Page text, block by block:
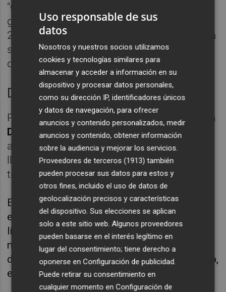
"Os voy a decir lo que necesitamos para un
gobierno estable y en solitario, necesitamos
20 escaños", ha proclamado Feijóo, quien ha
subrayado que tienen ocho días para lograr
que el voto no se disperse.
Díaz llama al voto trabajador
Por su parte, la candidata de Sumar,
Yolanda
Díaz
, ha asegurado que si gobierna el PP "va
a provocar una recesión", por lo que ha
llamado a la movilización de los
trabajadores.
En un mitin en Vitoria, ciudad en la que ha
estado hoy Feijóo, ha dirigido sus críticas al
líder del PP, al que ha vuelto a acusar de
mentir "permanentemente", pero también ha
dedicado reproches a su socio en el Ejecutivo,
el PSOE.
Uso responsable de sus
datos
Nosotros y nuestros socios utilizamos
cookies y tecnologías similares para
almacenar y acceder a información en su
dispositivo y procesar datos personales,
como su dirección IP, identificadores únicos
y datos de navegación, para ofrecer
anuncios y contenido personalizados, medir
anuncios y contenido, obtener información
sobre la audiencia y mejorar los servicios.
Proveedores de terceros (1913) también
pueden procesar sus datos para estos y
otros fines, incluido el uso de datos de
geolocalización precisos y características
del dispositivo. Sus elecciones se aplican
solo a este sitio web. Algunos proveedores
pueden basarse en el interés legítimo en
lugar del consentimiento; tiene derecho a
oponerse enConfiguración de publicidad.
Puede retirar su consentimiento en
cualquier momento enConfiguración de